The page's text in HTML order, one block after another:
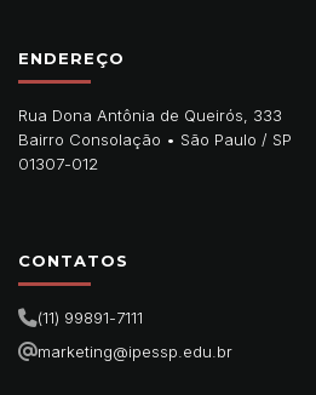
ENDEREÇO
Rua Dona Antônia de Queirós, 333
Bairro Consolação • São Paulo / SP
01307-012
CONTATOS
(11) 99891-7111
marketing@ipessp.edu.br